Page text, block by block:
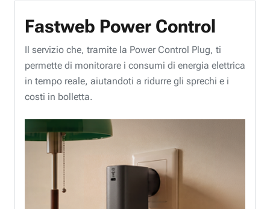
Fastweb Power Control
Il servizio che, tramite la Power Control Plug, ti
permette di monitorare i consumi di energia elettrica
in tempo reale, aiutandoti a ridurre gli sprechi e i
costi in bolletta.